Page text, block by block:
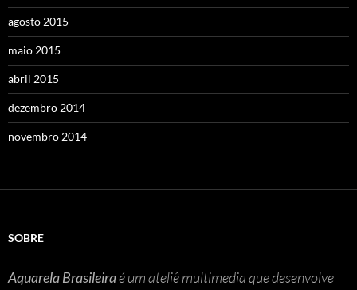
agosto 2015
maio 2015
abril 2015
dezembro 2014
novembro 2014
SOBRE
Aquarela Brasileiraé um ateliê multimedia que desenvolve